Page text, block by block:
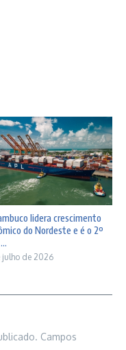
lidera crescimento
do Nordeste e é o 2º
julho de 2026
Campos